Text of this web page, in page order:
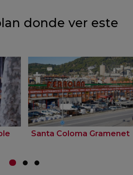
donde ver este
Santa Coloma Gramenet